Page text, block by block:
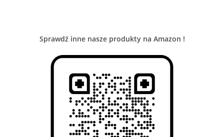
Sprawdź inne nasze produkty na Amazon !